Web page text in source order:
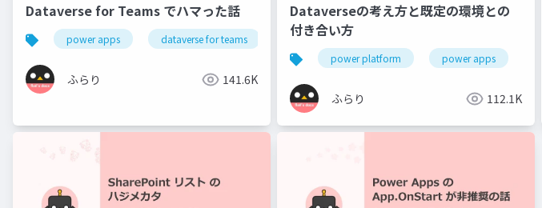
Dataverse for Teams でハマった話
power apps dataverse for teams power platform
ふらり 141.6K
Dataverseの考え方と既定の環境との
付き合い方
power platform power apps
ふらり 112.1K